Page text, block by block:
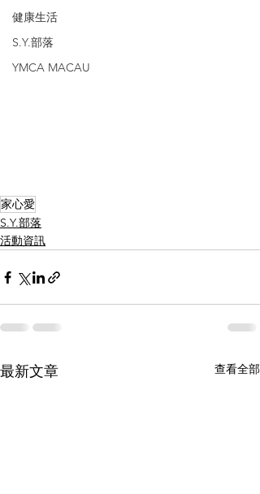
健康生活
S.Y.部落
YMCA MACAU
家心愛
S.Y.部落
活動資訊
最新文章 查看全部